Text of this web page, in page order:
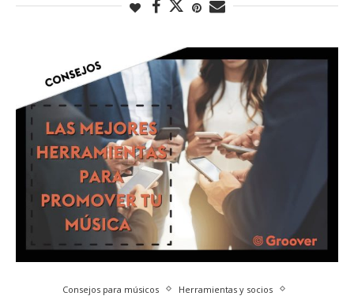
Consejos para músicos
Herramientas y socios